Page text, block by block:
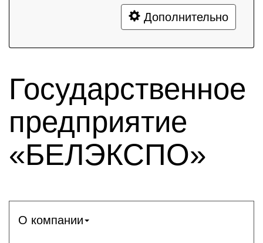
Дополнительно
Государственное
предприятие
«БЕЛЭКСПО»
О компании